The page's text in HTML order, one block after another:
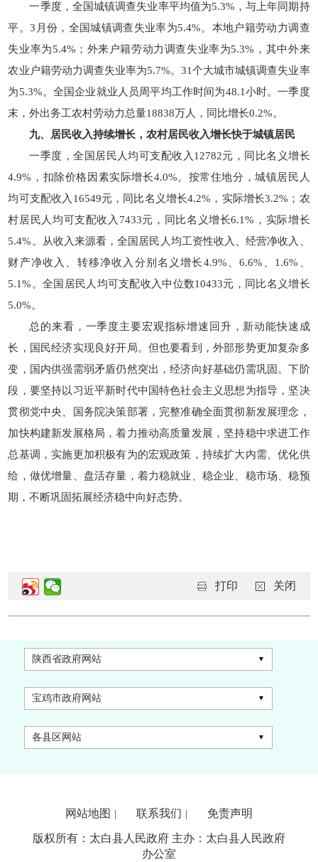
一季度，全国城镇调查失业率平均值为5.3%，与上年同期持
平。3月份，全国城镇调查失业率为5.4%。本地户籍劳动力调查
失业率为5.4%；外来户籍劳动力调查失业率为5.3%，其中外来
农业户籍劳动力调查失业率为5.7%。31个大城市城镇调查失业率
为5.3%。全国企业就业人员周平均工作时间为48.1小时。一季度
末，外出务工农村劳动力总量18838万人，同比增长0.2%。
九、居民收入持续增长，农村居民收入增长快于城镇居民
一季度，全国居民人均可支配收入12782元，同比名义增长
4.9%，扣除价格因素实际增长4.0%。按常住地分，城镇居民人
均可支配收入16549元，同比名义增长4.2%，实际增长3.2%；农
村居民人均可支配收入7433元，同比名义增长6.1%，实际增长
5.4%。从收入来源看，全国居民人均工资性收入、经营净收入、
财产净收入、转移净收入分别名义增长4.9%、6.6%、1.6%、
5.1%。全国居民人均可支配收入中位数10433元，同比名义增长
5.0%。
总的来看，一季度主要宏观指标增速回升，新动能快速成
长，国民经济实现良好开局。但也要看到，外部形势更加复杂多
变，国内供强需弱矛盾仍然突出，经济向好基础仍需巩固。下阶
段，要坚持以习近平新时代中国特色社会主义思想为指导，坚决
贯彻党中央、国务院决策部署，完整准确全面贯彻新发展理念，
加快构建新发展格局，着力推动高质量发展，坚持稳中求进工作
总基调，实施更加积极有为的宏观政策，持续扩大内需、优化供
给，做优增量、盘活存量，着力稳就业、稳企业、稳市场、稳预
期，不断巩固拓展经济稳中向好态势。
打印 关闭
陕西省政府网站
宝鸡市政府网站
各县区网站
网站地图 联系我们 免责声明
版权所有：太白县人民政府 主办：太白县人民政府
办公室